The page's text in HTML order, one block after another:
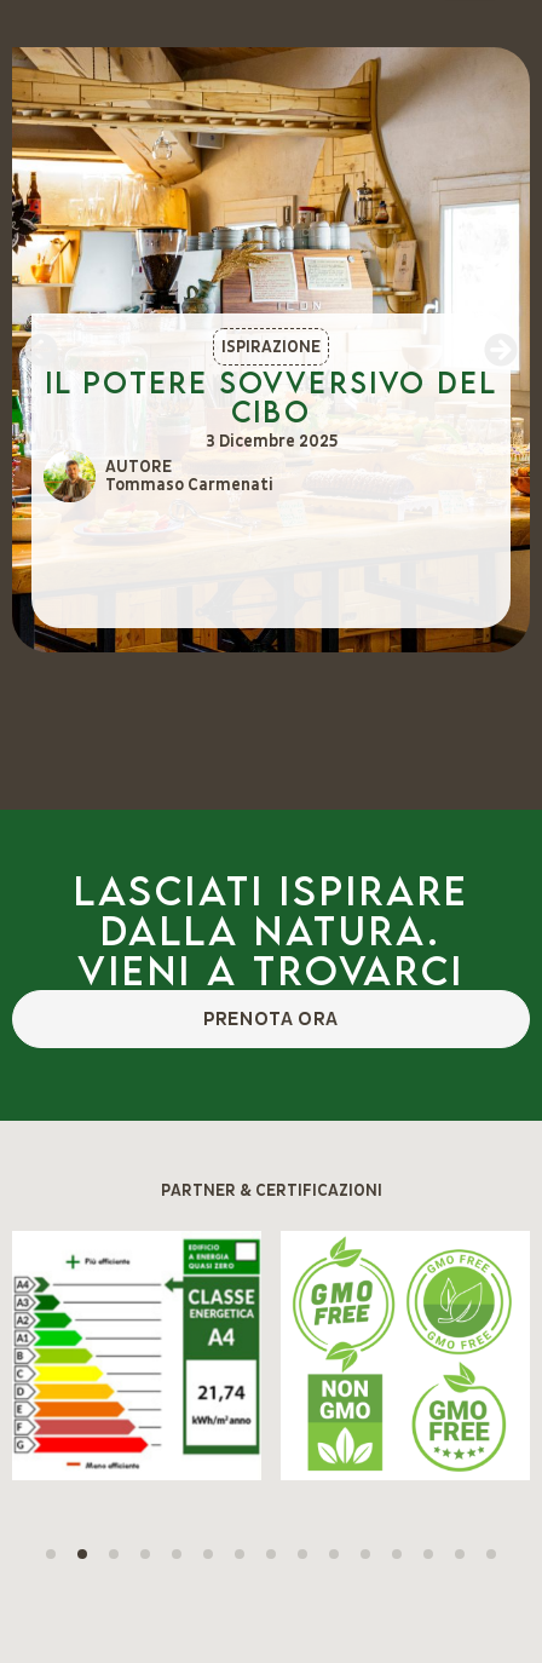
ISPIRAZIONE
Il potere sovversivo del
cibo
3 Dicembre 2025
AUTORE
Tommaso Carmenati
Lasciati ispirare
dalla natura.
Vieni a trovarci
PRENOTA ORA
PARTNER & CERTIFICAZIONI